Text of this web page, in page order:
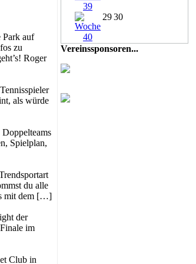
Park auf
zu
Roger
als würde
Spielplan,
du alle
mit dem […]
der
im
Club in
2930
Vereinssponsoren...